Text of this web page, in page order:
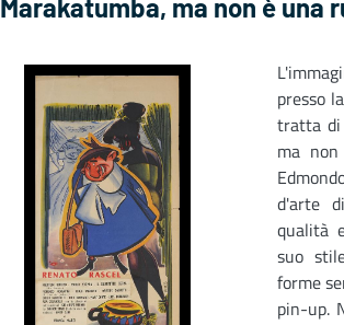
Marakatumba, ma non è una
presso
tratta di
ma
d'arte
qualità
suo
forme
pin-up.